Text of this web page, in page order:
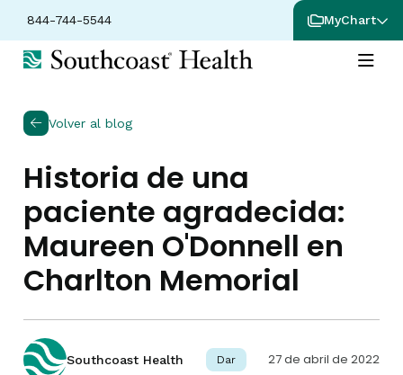
844-744-5544 MyChart
Volver al blog
Historia de una
paciente agradecida:
Maureen O'Donnell en
Charlton Memorial
Southcoast Health Dar 27 de abril de 2022